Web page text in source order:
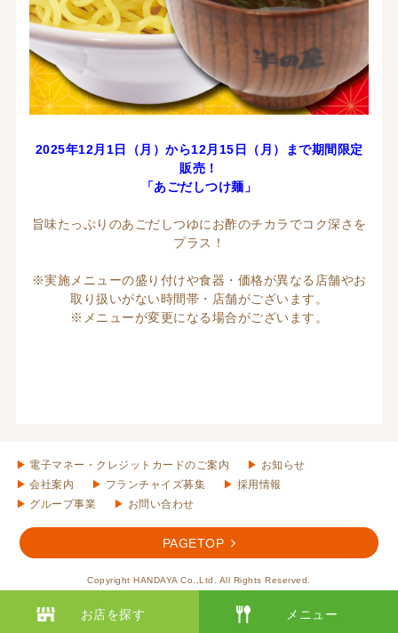
2025年12月1日（月）から12月15日 （月 ）
まで期間限定
販売！
「あごだしつけ麺」
旨味たっぷりのあごだしつゆにお酢のチカラでコク深さを
プラス！
※実施メニューの盛り付けや食器・価格が異なる店舗やお
取り扱いがない時間帯・店舗がございます。
※メニューが変更になる場合がございます。
電子マネー・クレジットカードのご案内
お知らせ
会社案内
フランチャイズ募集
採用情報
グループ事業
お問い合わせ
PAGETOP
Copyright HANDAYA Co.,Ltd. All Rights Reserved.
お店を探す メニュー